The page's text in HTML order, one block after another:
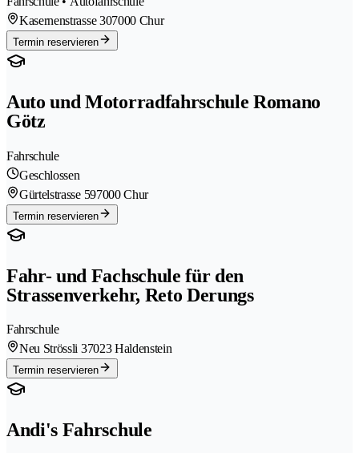
Kasernenstrasse 307000 Chur
Termin reservieren
Auto und Motorradfahrschule Romano
Götz
Fahrschule
Geschlossen
Gürtelstrasse 597000 Chur
Termin reservieren
Fahr- und Fachschule für den
Strassenverkehr, Reto Derungs
Fahrschule
Neu Strössli 37023 Haldenstein
Termin reservieren
Andi's Fahrschule